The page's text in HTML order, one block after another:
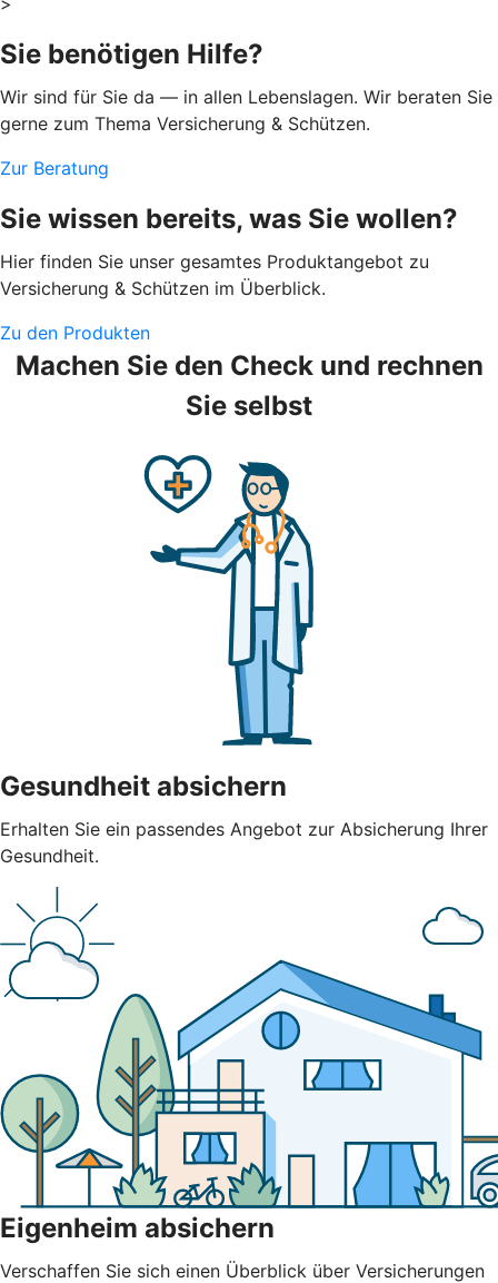
Sie benötigen Hilfe?
Wir sind für Sie da — in allen Lebenslagen. Wir beraten Sie
gerne zum Thema Versicherung & Schützen.
Zur Beratung
Sie wissen bereits, was Sie wollen?
Hier finden Sie unser gesamtes Produktangebot zu
Versicherung & Schützen im Überblick.
Zu den Produkten
Machen Sie den Check und rechnen
Sie selbst
Gesundheit absichern
Erhalten Sie ein passendes Angebot zur Absicherung Ihrer
Gesundheit.
Eigenheim absichern
Verschaffen Sie sich einen Überblick über Versicherungen